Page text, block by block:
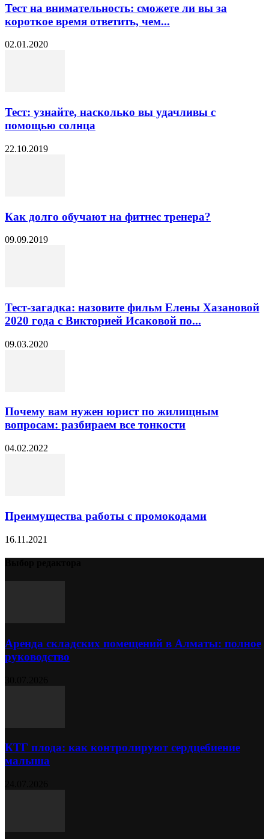
Тест на внимательность: сможете ли вы за
короткое время ответить, чем...
02.01.2020
Тест: узнайте, насколько вы удачливы с
помощью солнца
22.10.2019
Как долго обучают на фитнес тренера?
09.09.2019
Тест-загадка: назовите фильм Елены Хазановой
2020 года с Викторией Исаковой по...
09.03.2020
Почему вам нужен юрист по жилищным
вопросам: разбираем все тонкости
04.02.2022
Преимущества работы с промокодами
16.11.2021
Аренда складских помещений в Алматы: полное
руководство
КТГ плода: как контролируют сердцебиение
малыша